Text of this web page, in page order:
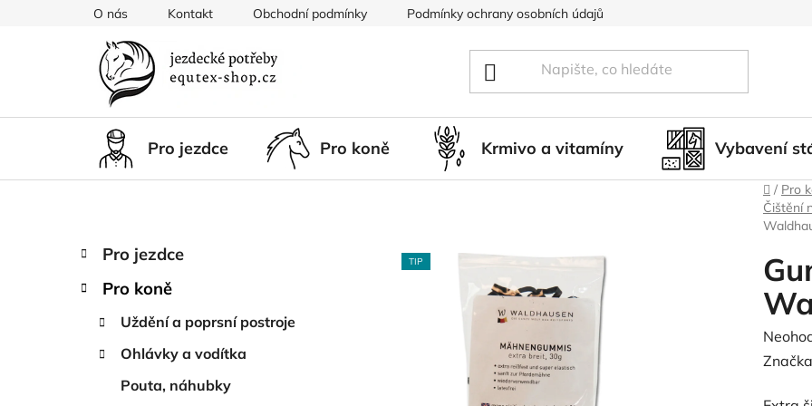
O nás Kontakt Obchodní podmínky Podmínky ochrany osobních údajů
Pro jezdce Pro koně Krmivo a vitamíny Vybavení
Domů
/ Pro
Čištění
P
s
Přeskočit
kategorie
K
a
Pro jezdce
Pro koně
Uždění a poprsní postroje
Ohlávky a vodítka
Pouta, náhubky
TIP